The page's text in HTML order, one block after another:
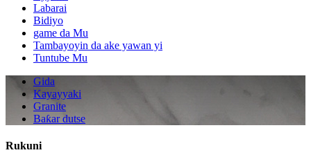
Labarai
Bidiyo
game da Mu
Tambayoyin da ake yawan yi
Tuntube Mu
Gida
Kayayyaki
Granite
Baƙar dutse
Rukuni